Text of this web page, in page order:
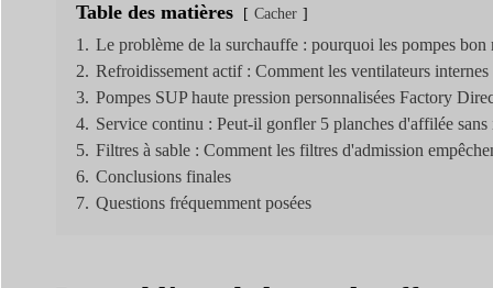
Table des matières Cacher
1. Le problème de la surchauffe : pourquoi les pompes bon
2. Refroidissement actif : Comment les ventilateurs
3. Pompes SUP haute pression personnalisées Factory
4. Service continu : Peut-il gonfler 5 planches d'affilée
5. Filtres à sable : Comment les filtres d'admission
6. Conclusions finales
7. Questions fréquemment posées